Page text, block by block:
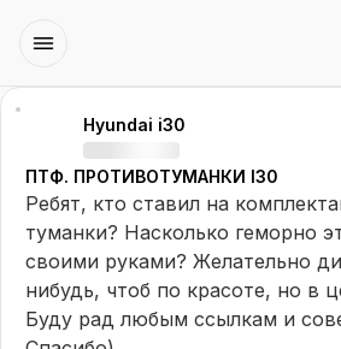
Hyundai i30
ПТФ. ПРОТИВОТУМАНКИ I30
Ребят, кто ставил на
туманки? Насколько геморно
своими руками? Желательно
нибудь, чтоб по красоте, но в
Буду рад любым ссылкам и